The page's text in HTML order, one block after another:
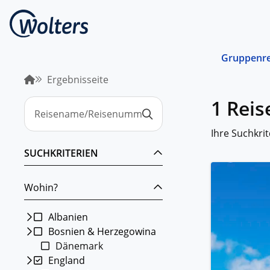
Von
Ergebnisseite
SUCHKRITERIEN
Wohin?
Albanien
Bosnien & Herzegowina
Dänemark
England
1
Ihre